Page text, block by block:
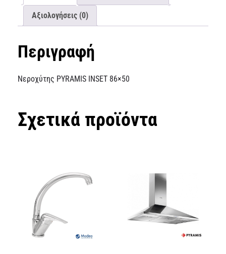
Αξιολογήσεις (0)
Περιγραφή
Νεροχύτης PYRAMIS INSET 86×50
Σχετικά προϊόντα